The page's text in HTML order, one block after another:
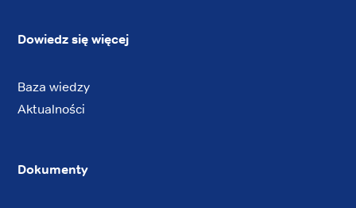
Dowiedz się więcej
Baza wiedzy
Aktualności
Dokumenty